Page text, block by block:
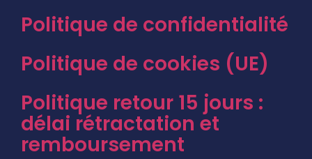
Politique de confidentialité
Politique de cookies (UE)
Politique retour 15 jours :
délai rétractation et
remboursement